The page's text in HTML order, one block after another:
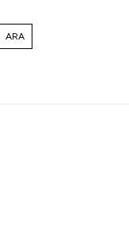
ARA